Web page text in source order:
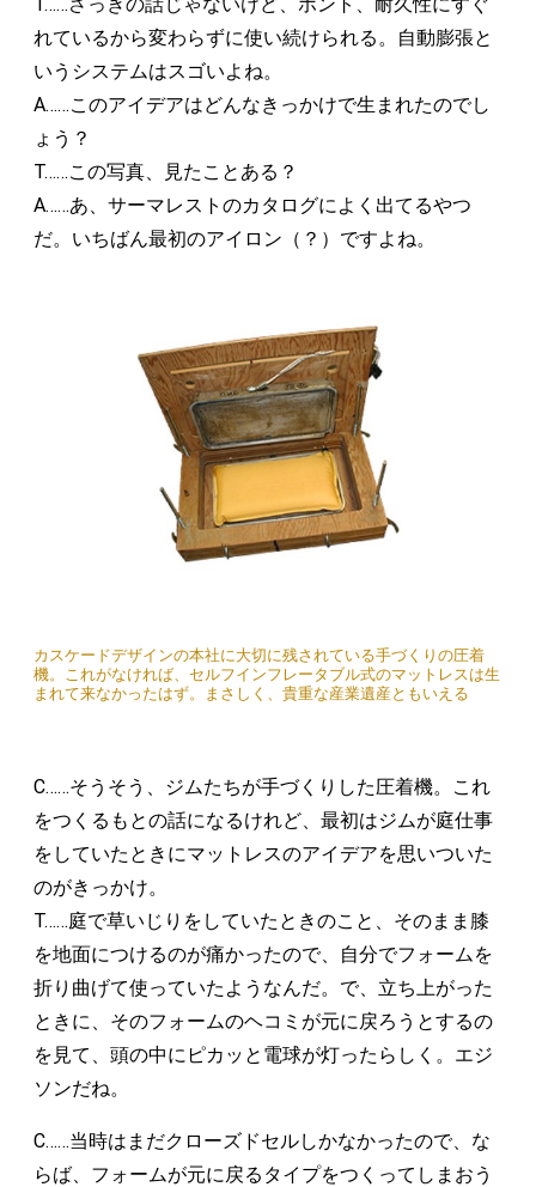
れているから変わらずに使い続けられる。自動膨張と
いうシステムはスゴいよね。
A……このアイデアはどんなきっかけで生まれたのでし
ょう？
T……この写真、見たことある？
A……あ、サーマレストのカタログによく出てるやつ
だ。いちばん最初のアイロン（？）ですよね。
カスケードデザインの本社に大切に残されている手づくりの圧着
機。これがなければ、セルフインフレータブル式のマットレスは生
まれて来なかったはず。まさしく、貴重な産業遺産ともいえる
C……そうそう、ジムたちが手づくりした圧着機。これ
をつくるもとの話になるけれど、最初はジムが庭仕事
をしていたときにマットレスのアイデアを思いついた
のがきっかけ。
T……庭で草いじりをしていたときのこと、そのまま膝
を地面につけるのが痛かったので、自分でフォームを
折り曲げて使っていたようなんだ。で、立ち上がった
ときに、そのフォームのヘコミが元に戻ろうとするの
を見て、頭の中にピカッと電球が灯ったらしく。エジ
ソンだね。
C……当時はまだクローズドセルしかなかったので、な
らば、フォームが元に戻るタイプをつくってしまおう